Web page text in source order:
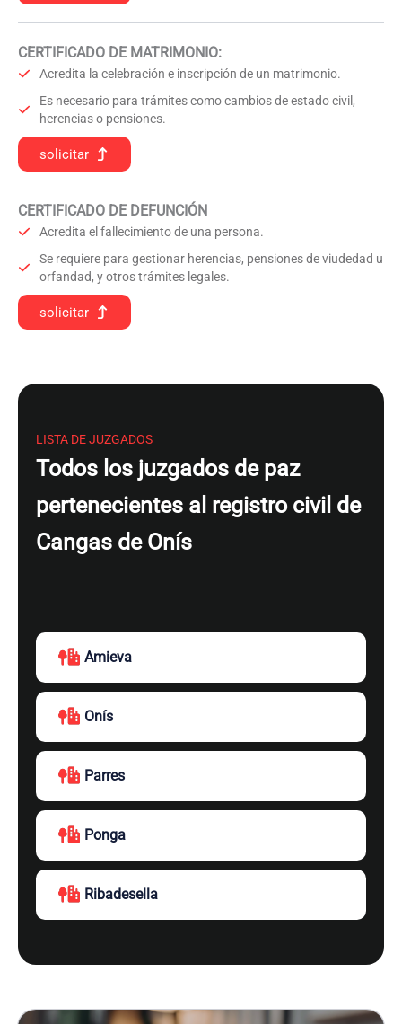
CERTIFICADO DE MATRIMONIO:
Acredita la celebración e inscripción de un matrimonio.
Es necesario para trámites como cambios de estado civil,
herencias o pensiones.
solicitar
CERTIFICADO DE DEFUNCIÓN
Acredita el fallecimiento de una persona.
Se requiere para gestionar herencias, pensiones de viudedad u
orfandad, y otros trámites legales.
solicitar
LISTA DE JUZGADOS
Todos los juzgados de paz
pertenecientes al registro civil de
Cangas de Onís
Amieva
Onís
Parres
Ponga
Ribadesella